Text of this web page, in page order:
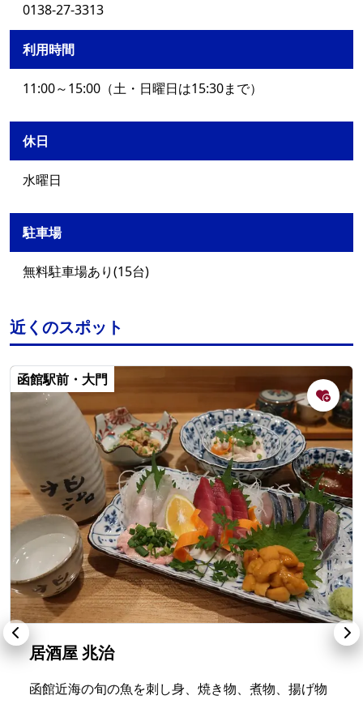
0138-27-3313
利用時間
11:00～15:00（土・日曜日は15:30まで）
休日
水曜日
駐車場
無料駐車場あり(15台)
近くのスポット
函館駅前・大門
居酒屋 兆治
函館近海の旬の魚を刺し身、焼き物、煮物、揚げ物